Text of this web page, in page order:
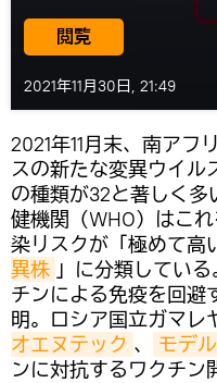
閲覧
2021年11月30日, 21:49
2021年11月末、南アフ
スの新たな変異ウイル
の種類が32と著しく
健機関（WHO）はこ
染リスクが「極めて高
異株 」に分類してい
チンによる免疫を回避
明。ロシア国立ガマレ
オエヌテック 、 モデ
ンに対抗するワクチン